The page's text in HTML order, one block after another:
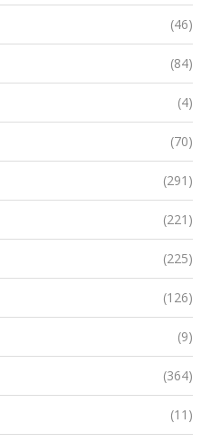
(46)
(84)
(4)
(70)
(291)
(221)
(225)
(126)
(9)
(364)
(11)